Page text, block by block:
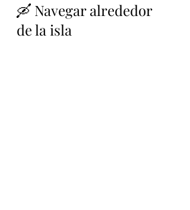
🛶 Navegar alrededor
de la isla